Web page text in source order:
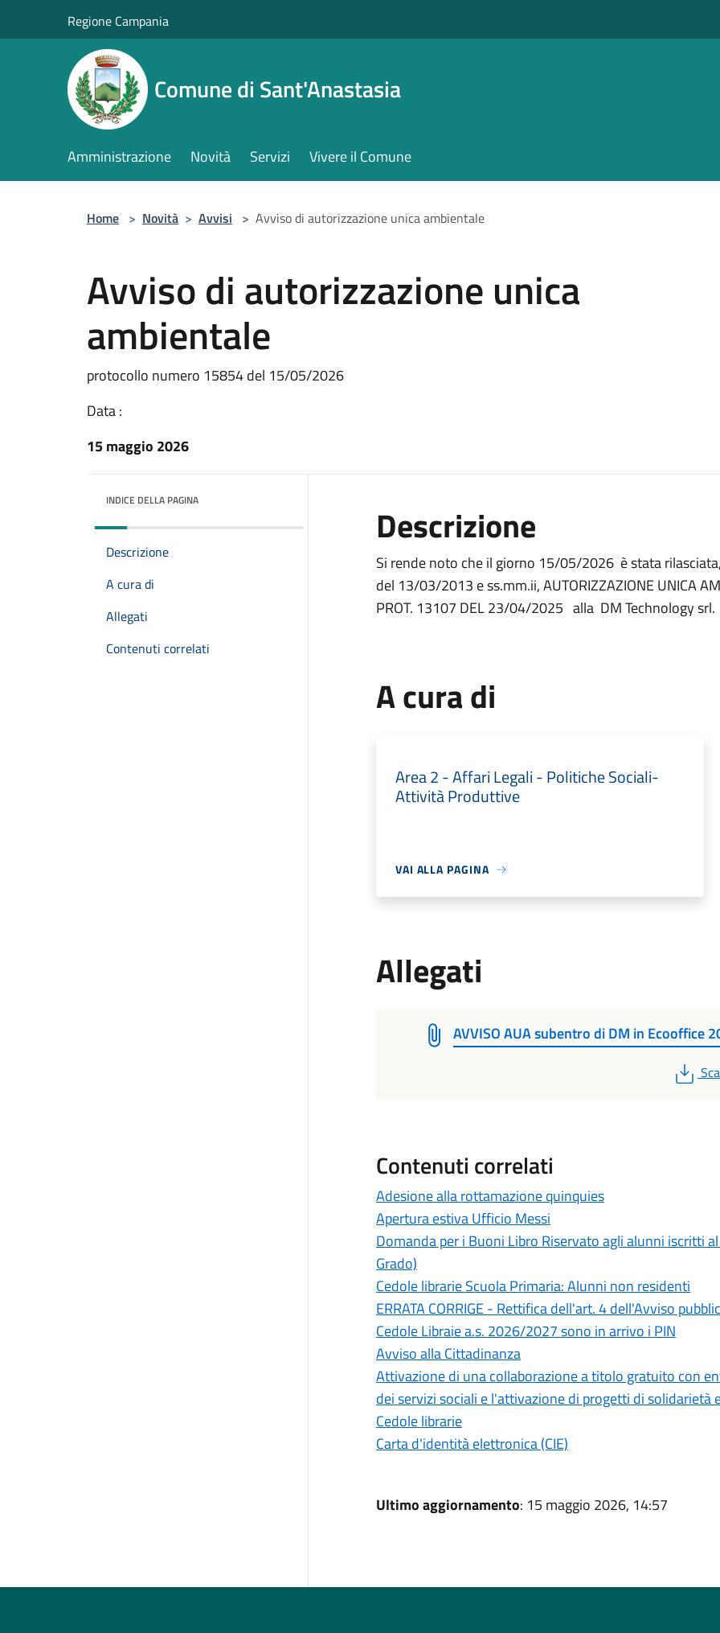
Regione Campania
Comune di Sant'Anastasia
Amministrazione Novità Servizi Vivere il Comune
Home > Novità > Avvisi > Avviso di autorizzazione unica ambientale
Avviso di autorizzazione unica
ambientale
protocollo numero 15854 del 15/05/2026
Data :
15 maggio 2026
INDICE DELLA PAGINA
Descrizione
A cura di
Allegati
Contenuti correlati
Descrizione
Si rende noto che il giorno 15/05/2026 è stata
del 13/03/2013 e ss.mm.ii, AUTORIZZAZIONE UNICA
PROT. 13107 DEL 23/04/2025 alla DM Technology srl.
A cura di
Area 2 - Affari Legali - Politiche Sociali-
Attività Produttive
VAI ALLA PAGINA
Allegati
AVVISO AUA subentro di DM in Ecooffice
Contenuti correlati
Adesione alla rottamazione quinquies
Apertura estiva Ufficio Messi
Domanda per i Buoni Libro Riservato agli alunni iscritti
Grado)
Cedole librarie Scuola Primaria: Alunni non residenti
ERRATA CORRIGE - Rettifica dell'art. 4 dell'Avviso
Cedole Libraie a.s. 2026/2027 sono in arrivo i PIN
Avviso alla Cittadinanza
Attivazione di una collaborazione a titolo gratuito con
dei servizi sociali e l'attivazione di progetti di solidarietà
Cedole librarie
Carta d'identità elettronica (CIE)
Ultimo aggiornamento: 15 maggio 2026, 14:57